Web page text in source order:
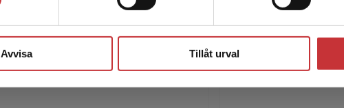
Avvisa Tillåt urval
Susanna Hedenborg
Susanna Hedenborg är docent i
ekonomisk historia och professor i
idrottsvetenskap vid Malmö
Lars
Lars Kvarnström är
historia vid
med frågor om